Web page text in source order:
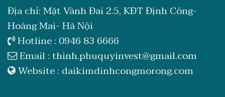
Địa chỉ: Mặt Vành Đai 2.5, KĐT Định Công-
Hoàng Mai- Hà Nội
Hotline : 0946 83 6666
Email :thinh.phuquyinvest@gmail.com
Website : daikimdinhcongmorong.com